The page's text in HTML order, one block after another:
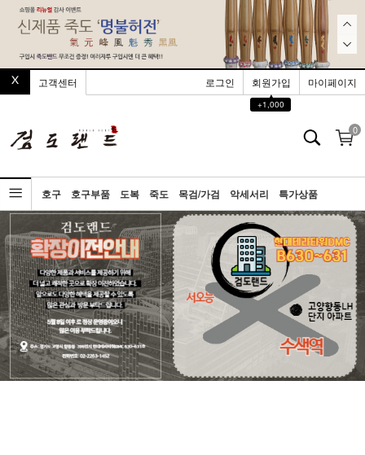
고객센터 로그인
회원가입
▲
+1,000
마이페이지
0
호구 호구부품 도복 죽도 목검/가검 악세서리 특가상품